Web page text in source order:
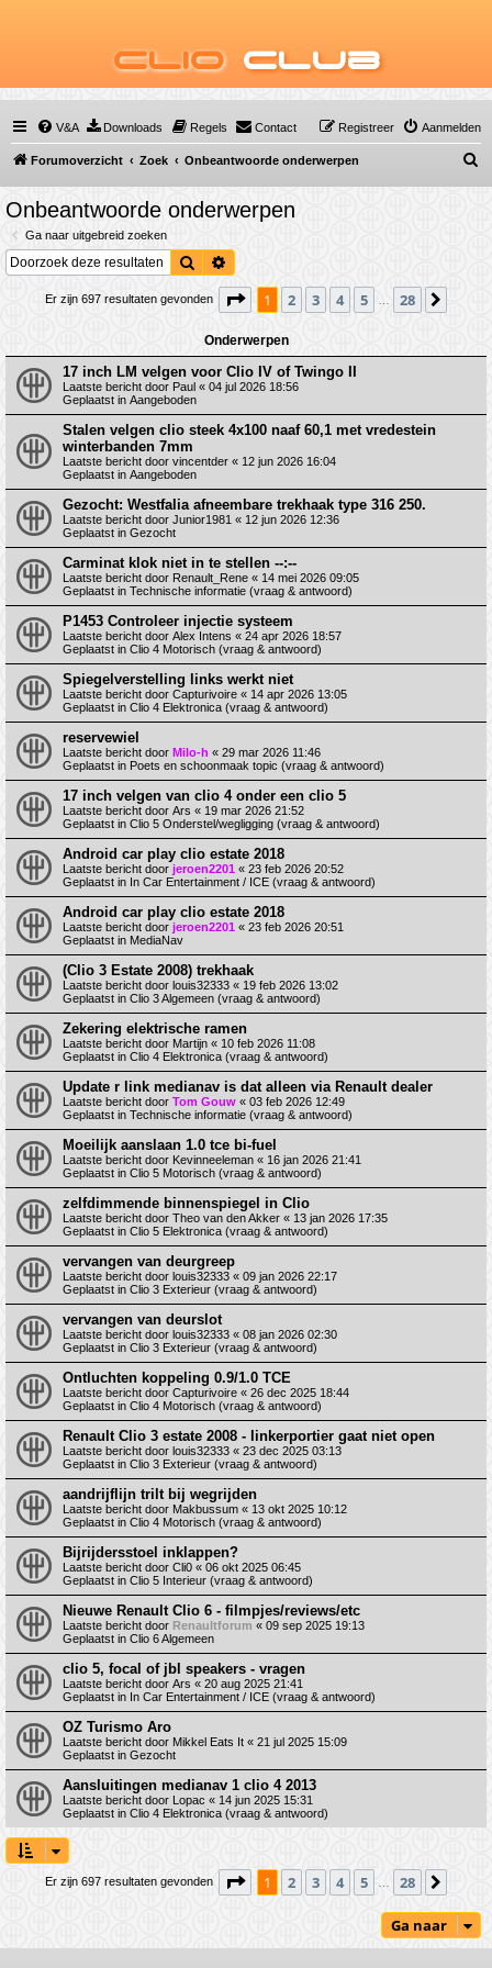
Clio Club
V&A Downloads Regels Contact Aanmelden
Registreer
Forumoverzicht Zoek Onbeantwoorde onderwerpen
o
Onbeantwoorde onderwerpen
Ga naar uitgebreid zoeken
Zoek
Er zijn 697 resultaten gevonden Pagina van28
1 2 3 4 5 28
Onderwerpen
17 inch LM velgen voor Clio IV of Twingo II
Laatste bericht door Paul « 04 jul 2026 18:56
Geplaatst in Aangeboden
Stalen velgen clio steek 4x100 naaf 60,1 met vredestein
winterbanden 7mm
Laatste bericht door vincentder « 12 jun 2026 16:04
Geplaatst in Aangeboden
Gezocht: Westfalia afneembare trekhaak type 316 250.
Laatste bericht door Junior1981 « 12 jun 2026 12:36
Geplaatst in Gezocht
Carminat klok niet in te stellen --:--
Laatste bericht door Renault_Rene « 14 mei 2026 09:05
Geplaatst in Technische informatie (vraag & antwoord)
P1453 Controleer injectie systeem
Laatste bericht door Alex Intens « 24 apr 2026 18:57
Geplaatst in Clio 4 Motorisch (vraag & antwoord)
Spiegelverstelling links werkt niet
Laatste bericht door Capturivoire « 14 apr 2026 13:05
Geplaatst in Clio 4 Elektronica (vraag & antwoord)
reservewiel
Laatste bericht door Milo-h « 29 mar 2026 11:46
Geplaatst in Poets en schoonmaak topic (vraag & antwoord)
17 inch velgen van clio 4 onder een clio 5
Laatste bericht door Ars « 19 mar 2026 21:52
Geplaatst in Clio 5 Onderstel/wegligging (vraag & antwoord)
Android car play clio estate 2018
Laatste bericht door jeroen2201 « 23 feb 2026 20:52
Geplaatst in In Car Entertainment / ICE (vraag & antwoord)
Android car play clio estate 2018
Laatste bericht door jeroen2201 « 23 feb 2026 20:51
Geplaatst in MediaNav
(Clio 3 Estate 2008) trekhaak
Laatste bericht door louis32333 « 19 feb 2026 13:02
Geplaatst in Clio 3 Algemeen (vraag & antwoord)
Zekering elektrische ramen
Laatste bericht door Martijn « 10 feb 2026 11:08
Geplaatst in Clio 4 Elektronica (vraag & antwoord)
Update r link medianav is dat alleen via Renault dealer
Laatste bericht door Tom Gouw « 03 feb 2026 12:49
Geplaatst in Technische informatie (vraag & antwoord)
Moeilijk aanslaan 1.0 tce bi-fuel
Laatste bericht door Kevinneeleman « 16 jan 2026 21:41
Geplaatst in Clio 5 Motorisch (vraag & antwoord)
zelfdimmende binnenspiegel in Clio
Laatste bericht door Theo van den Akker « 13 jan 2026 17:35
Geplaatst in Clio 5 Elektronica (vraag & antwoord)
vervangen van deurgreep
Laatste bericht door louis32333 « 09 jan 2026 22:17
Geplaatst in Clio 3 Exterieur (vraag & antwoord)
vervangen van deurslot
Laatste bericht door louis32333 « 08 jan 2026 02:30
Geplaatst in Clio 3 Exterieur (vraag & antwoord)
Ontluchten koppeling 0.9/1.0 TCE
Laatste bericht door Capturivoire « 26 dec 2025 18:44
Geplaatst in Clio 4 Motorisch (vraag & antwoord)
Renault Clio 3 estate 2008 - linkerportier gaat niet open
Laatste bericht door louis32333 « 23 dec 2025 03:13
Geplaatst in Clio 3 Exterieur (vraag & antwoord)
aandrijflijn trilt bij wegrijden
Laatste bericht door Makbussum « 13 okt 2025 10:12
Geplaatst in Clio 4 Motorisch (vraag & antwoord)
Bijrijdersstoel inklappen?
Laatste bericht door Cli0 « 06 okt 2025 06:45
Geplaatst in Clio 5 Interieur (vraag & antwoord)
Nieuwe Renault Clio 6 - filmpjes/reviews/etc
Laatste bericht door Renaultforum « 09 sep 2025 19:13
Geplaatst in Clio 6 Algemeen
clio 5, focal of jbl speakers - vragen
Laatste bericht door Ars « 20 aug 2025 21:41
Geplaatst in In Car Entertainment / ICE (vraag & antwoord)
OZ Turismo Aro
Laatste bericht door Mikkel Eats It « 21 jul 2025 15:09
Geplaatst in Gezocht
Aansluitingen medianav 1 clio 4 2013
Laatste bericht door Lopac « 14 jun 2025 15:31
Geplaatst in Clio 4 Elektronica (vraag & antwoord)
Er zijn 697 resultaten gevonden Pagina van28
1 2 3 4 5 28
Ga naar